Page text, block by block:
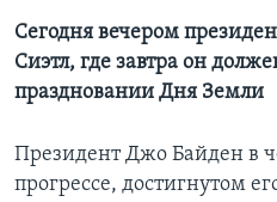
Сегодня вечером
Сиэтл, где завтра он
праздновании Дня Земли
Президент Джо Байден в
прогрессе, достигнутом